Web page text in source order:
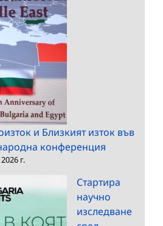
и Близкият изток във
конференция
г.
Стартира
научно
изследване